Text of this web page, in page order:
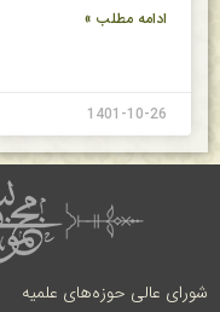
ادامه مطلب »
1401-10-26
شورای عالی حوزه‌های علمیه